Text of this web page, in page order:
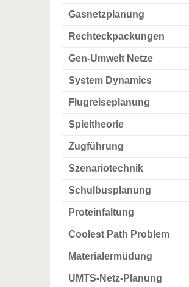
Gasnetzplanung
Rechteckpackungen
Gen-Umwelt Netze
System Dynamics
Flugreiseplanung
Spieltheorie
Zugführung
Szenariotechnik
Schulbusplanung
Proteinfaltung
Coolest Path Problem
Materialermüdung
UMTS-Netz-Planung